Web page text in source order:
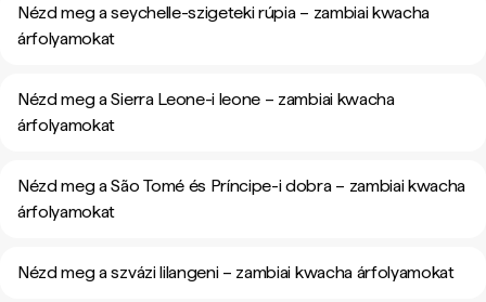
Nézd meg a seychelle-szigeteki rúpia – zambiai kwacha
árfolyamokat
Nézd meg a Sierra Leone-i leone – zambiai kwacha
árfolyamokat
Nézd meg a São Tomé és Príncipe-i dobra – zambiai kwacha
árfolyamokat
Nézd meg a szvázi lilangeni – zambiai kwacha árfolyamokat